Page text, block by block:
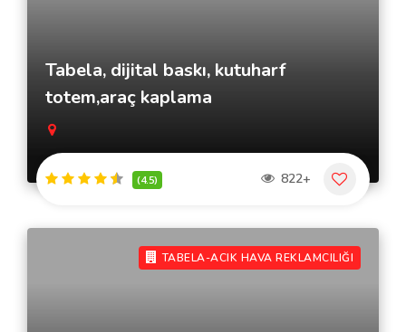
Tabela, dijital baskı, kutuharf
totem,araç kaplama
(4.5) 822+
TABELA-ACIK HAVA REKLAMCILIĞI